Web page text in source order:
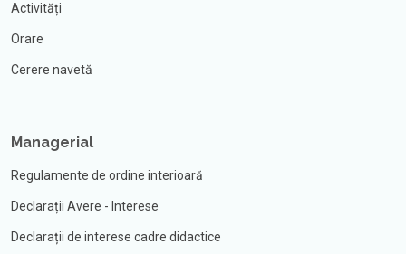
Activități
Orare
Cerere navetă
Managerial
Regulamente de ordine interioară
Declarații Avere - Interese
Declarații de interese cadre didactice